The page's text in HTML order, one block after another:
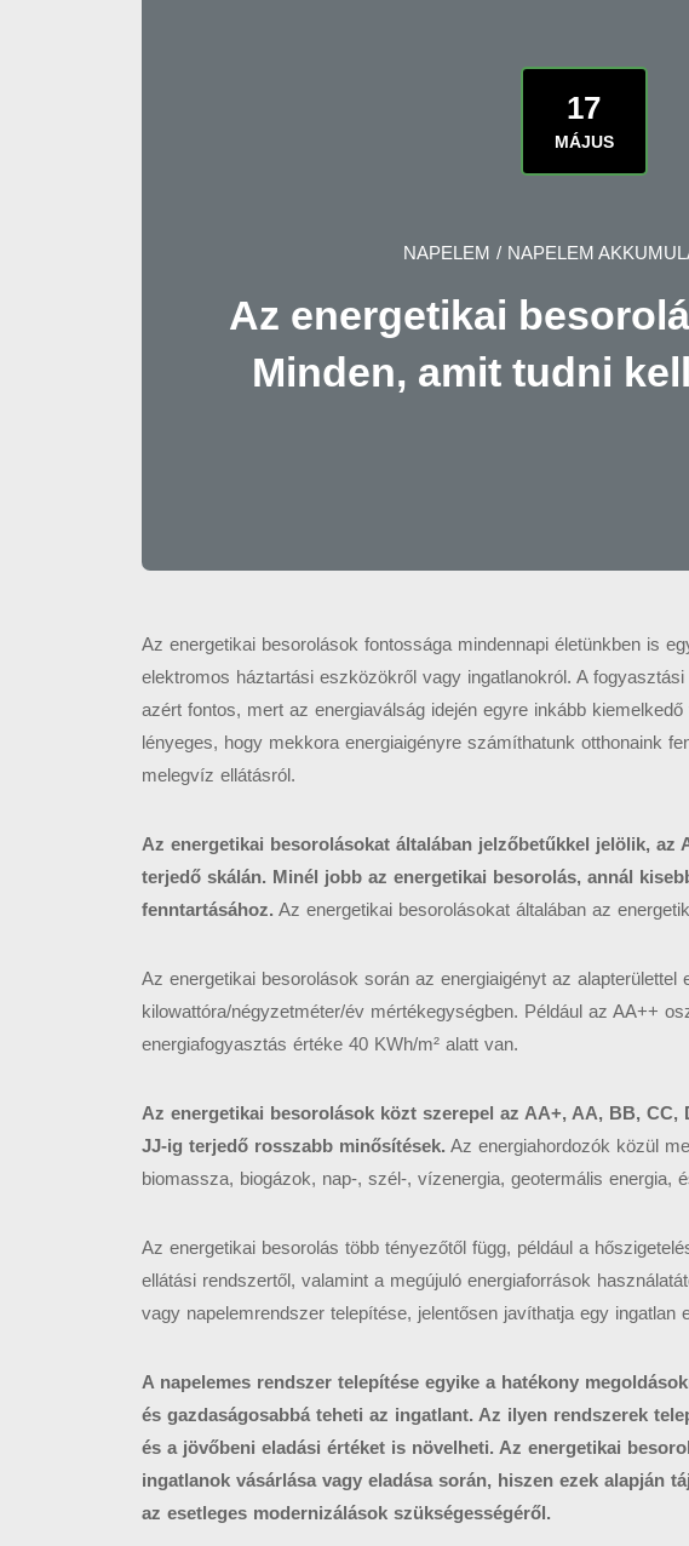
17
MÁJUS
NAPELEM / NAPELEM
Az energetikai
Minden, amit tudni
Az energetikai besorolások fontossága mindennapi életünkben is
elektromos háztartási eszközökről vagy ingatlanokról. A
azért fontos, mert az energiaválság idején egyre inkább
lényeges, hogy mekkora energiaigényre számíthatunk otthonaink
melegvíz ellátásról.
Az energetikai besorolásokat általában jelzőbetűkkel jelölik, az
terjedő skálán. Minél jobb az energetikai besorolás, annál
fenntartásához. Az energetikai besorolásokat általában az
Az energetikai besorolások során az energiaigényt az alapterülettel
kilowattóra/négyzetméter/év mértékegységben. Például az AA++
energiafogyasztás értéke 40 KWh/m² alatt van.
Az energetikai besorolások közt szerepel az AA+, AA, BB, CC,
JJ-ig terjedő rosszabb minősítések. Az energiahordozók közül
biomassza, biogázok, nap-, szél-, vízenergia, geotermális energia,
Az energetikai besorolás több tényezőtől függ, például a
ellátási rendszertől, valamint a megújuló energiaforrások
vagy napelemrendszer telepítése, jelentősen javíthatja egy ingatlan
A napelemes rendszer telepítése egyike a hatékony
és gazdaságosabbá teheti az ingatlant. Az ilyen rendszerek
és a jövőbeni eladási értéket is növelheti. Az energetikai
ingatlanok vásárlása vagy eladása során, hiszen ezek alapján
az esetleges modernizálások szükségességéről.